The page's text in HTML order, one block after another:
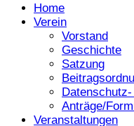
Home
Verein
Vorstand
Geschichte
Satzung
Anträge/
Veranstaltungen